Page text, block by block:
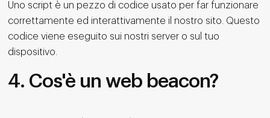
Uno script è un pezzo di codice usato per far funzionare
correttamente ed interattivamente il nostro sito. Questo
codice viene eseguito sui nostri server o sul tuo
dispositivo.
4. Cos'è un web beacon?